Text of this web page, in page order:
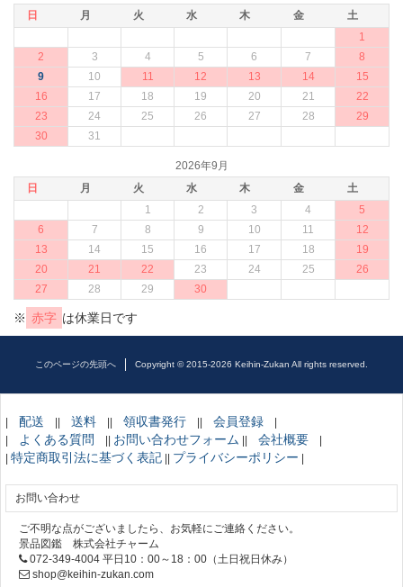
日
月 火 水 木 金
土
1
2
3 4 5 6 7
8
9
10 11 12 13 14
15
16
17 18 19 20 21
22
23
24 25 26 27 28
29
30
31
2026年9月
日
月 火 水 木 金
土
1
2 3 4
5
6
7 8 9 10 11
12
13
14 15 16 17 18
19
20
21 22 23 24 25
26
27
28 29 30
※ 赤字 は休業日です
このページの先頭へ Copyright © 2015-2026 Keihin-Zukan All rights reserved.
配送 送料 領収書発行 会員登録
よくある質問 お問い合わせフォーム 会社概要
特定商取引法に基づく表記 プライバシーポリシー
お問い合わせ
ご不明な点がございましたら、お気軽にご連絡ください。
景品図鑑 株式会社チャーム
072-349-4004 平日10：00～18：00（土日祝日休み）
shop@keihin-zukan.com